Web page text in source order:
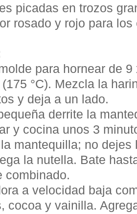
picadas en trozos
rosado y rojo para
para hornear de
°C). Mezcla la
y deja a un lado.
derrite la
y cocina unos 3
mantequilla; no dejes
la nutella. Bate
combinado.
a velocidad baja
cocoa y vainilla.